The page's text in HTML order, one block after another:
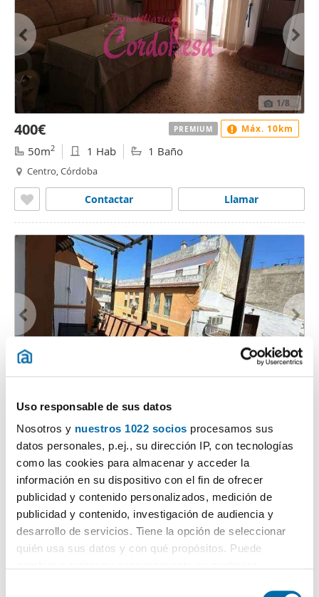
Uso responsable de sus datos
Nosotros y nuestros 1022 socios procesamos sus
datos personales, p.ej., su dirección IP, con tecnologías
como las cookies para almacenar y acceder la
información en su dispositivo con el fin de ofrecer
publicidad y contenido personalizados, medición de
publicidad y contenido, investigación de audiencia y
desarrollo de servicios. Tiene la opción de seleccionar
quién usa sus datos y con qué propósitos. Puede
1/8
400€
50m2 1 Hab 1 Baño
Centro, Córdoba
Llamar
Contactar
PREMIUM Máx. 10km
900€
99m2 3 Hab 2 Baños
Calle Ramírez De Arellano, 8, Centro, Córdoba
Llamar
Contactar